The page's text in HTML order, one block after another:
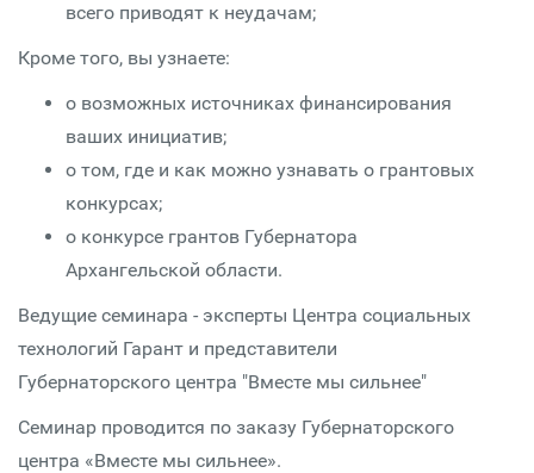
всего приводят к неудачам;
Кроме того, вы узнаете:
о возможных источниках финансирования
ваших инициатив;
о том, где и как можно узнавать о грантовых
конкурсах;
о конкурсе грантов Губернатора
Архангельской области.
Ведущие семинара - эксперты Центра социальных
технологий Гарант и представители
Губернаторского центра "Вместе мы сильнее"
Семинар проводится по заказу Губернаторского
центра «Вместе мы сильнее».